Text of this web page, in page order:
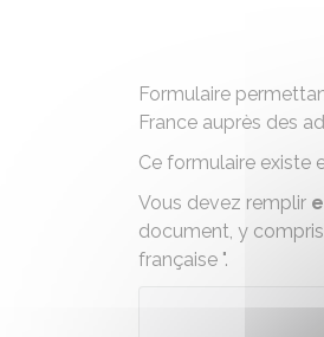
Formulaire
France auprès des
Ce formulaire existe
Vous devez remplir
document, y
française ".